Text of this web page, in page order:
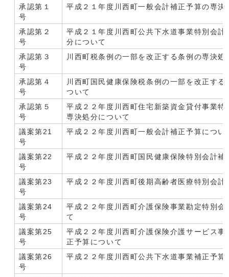
承認第１
号
平成２１年度川西町一般会計補正予算の専決
承認第２
号
平成２１年度川西町公共下水道事業特別会計
分について
承認第３
号
川西町税条例の一部を改正する条例の専決処
承認第４
号
川西町国民健康保険税条例の一部を改正する
ついて
承認第５
号
平成２２年度川西町住宅新築資金貸付事業特
専決処分について
議案第21
号
平成２２年度川西町一般会計補正予算につい
議案第22
号
平成２２年度川西町国民健康保険特別会計補
議案第23
号
平成２２年度川西町後期高齢者医療特別会計
議案第24
号
平成２２年度川西町介護保険事業勘定特別会
て
議案第25
号
平成２２年度川西町介護保険介護サービス事
正予算について
議案第26
号
平成２２年度川西町公共下水道事業補正予算